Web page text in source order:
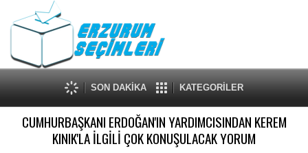
SON DAKİKA KATEGORİLER
CUMHURBAŞKANI ERDOĞAN'IN YARDIMCISINDAN KEREM
KINIK'LA İLGİLİ ÇOK KONUŞULACAK YORUM